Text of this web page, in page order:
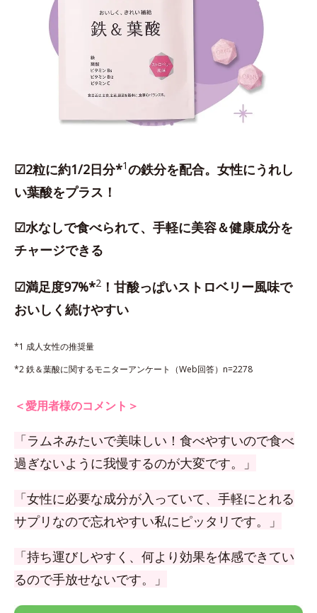
☑2粒に約1/2日分*1の鉄分を配合。女性にうれし
い葉酸をプラス！
☑水なしで食べられて、手軽に美容＆健康成分を
チャージできる
☑満足度97%*2 ！甘酸っぱいストロベリー風味で
おいしく続けやすい
*1 成人女性の推奨量
*2 鉄＆葉酸に関するモニターアンケート（Web回答）n=2278
＜愛用者様のコメント＞
「ラムネみたいで美味しい！食べやすいので食べ
過ぎないように我慢するのが大変です。」
「女性に必要な成分が入っていて、手軽にとれる
サプリなので忘れやすい私にピッタリです。」
「持ち運びしやすく、何より効果を体感できてい
るので手放せないです。」